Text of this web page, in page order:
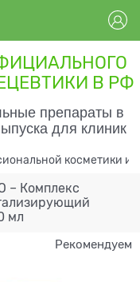
В РФ
препараты в
для клиник
косметики и
– Комплекс
мл
Рекомендуем